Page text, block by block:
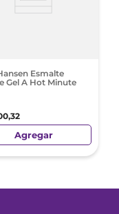
Esmalte
Gel A Hot Minute
,32
Agregar